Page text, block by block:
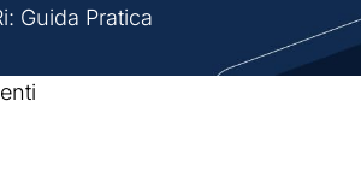
Guida Pratica